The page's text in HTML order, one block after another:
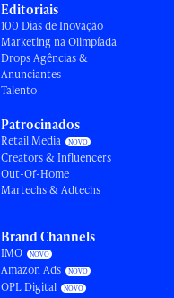
Editoriais
100 Dias de Inovação
Marketing na Olimpíada
Drops Agências &
Anunciantes
Talento
Patrocinados
Retail Media
Creators & Influencers
Out-Of-Home
Martechs & Adtechs
Brand Channels
IMO
Amazon Ads
OPL Digital